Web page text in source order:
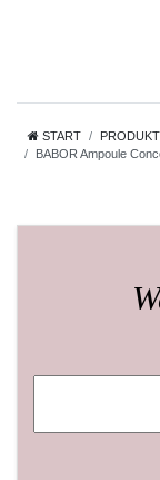
START
BABOR Ampoule